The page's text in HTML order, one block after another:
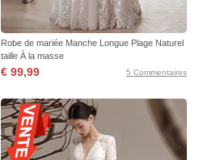
Robe de mariée Manche Longue Plage Naturel
taille À la masse
€ 99,99 5 Commentaires